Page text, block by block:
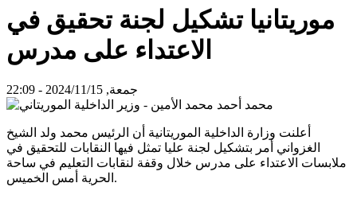
موريتانيا تشكيل لجنة تحقيق في
الاعتداء على مدرس
جمعة, 2024/11/15 - 22:09
أعلنت وزارة الداخلية الموريتانية أن الرئيس محمد ولد الشيخ
الغزواني أمر بتشكيل لجنة عليا تمثل فيها النقابات للتحقيق في
ملابسات الاعتداء على مدرس خلال وقفة لنقابات التعليم في ساحة
الحرية أمس الخميس.